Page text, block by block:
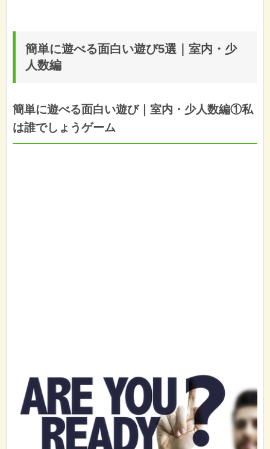
簡単に遊べる面白い遊び5選｜室内・少
人数編
簡単に遊べる面白い遊び｜室内・少人数編①私
は誰でしょうゲーム